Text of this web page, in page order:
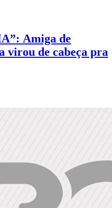
Amiga de
virou de cabeça pra